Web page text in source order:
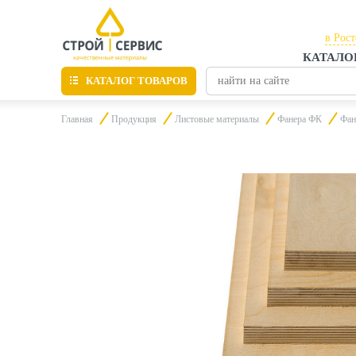
в
в
КАТАЛОГ ТОВАРОВ
Материалы для отделки
Пиломатериалы
Главная Продукция Листовые материалы Фанера ФК